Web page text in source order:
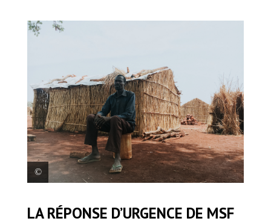
Jean-Claude poses in front of his shelter at
the Bogouyo IDP site. His family arrived
LA RÉPONSE D’URGENCE DE MSF